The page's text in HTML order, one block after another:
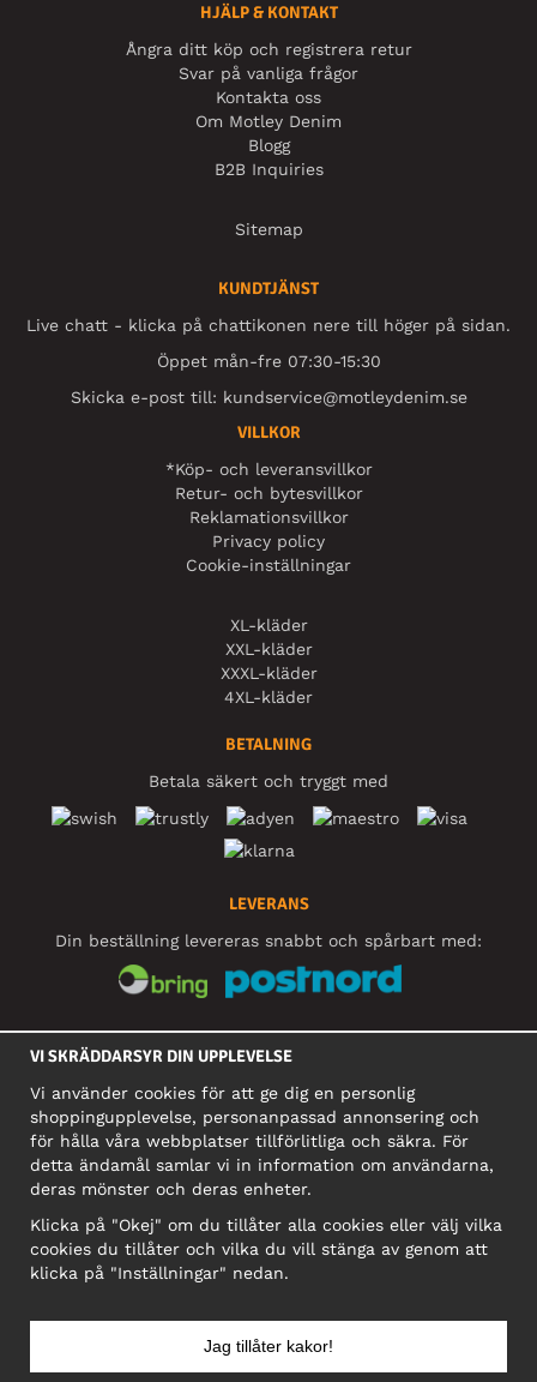
HJÄLP & KONTAKT
Ångra ditt köp och registrera retur
Svar på vanliga frågor
Kontakta oss
Om Motley Denim
Blogg
B2B Inquiries
Sitemap
KUNDTJÄNST
Live chatt - klicka på chattikonen nere till höger på sidan.
Öppet mån-fre 07:30-15:30
Skicka e-post till: kundservice@motleydenim.se
VILLKOR
*Köp- och leveransvillkor
Retur- och bytesvillkor
Reklamationsvillkor
Privacy policy
Cookie-inställningar
XL-kläder
XXL-kläder
XXXL-kläder
4XL-kläder
BETALNING
Betala säkert och tryggt med
LEVERANS
Din beställning levereras snabbt och spårbart med:
SOCIALA MEDIER
FÖRETAG
Motley Denim Europe OÜ
Narva mnt 5, EE-10117 Tallinn
Org: 12356245, Momsnummer: SE502090048501
OBS! Skicka inte varureturer till denna adress!
VI SKRÄDDARSYR DIN UPPLEVELSE
Vi använder cookies för att ge dig en personlig
shoppingupplevelse, personanpassad annonsering och
för hålla våra webbplatser tillförlitliga och säkra. För
detta ändamål samlar vi in information om användarna,
deras mönster och deras enheter.
Klicka på "Okej" om du tillåter alla cookies eller välj vilka
cookies du tillåter och vilka du vill stänga av genom att
klicka på "Inställningar" nedan.
Jag tillåter kakor!